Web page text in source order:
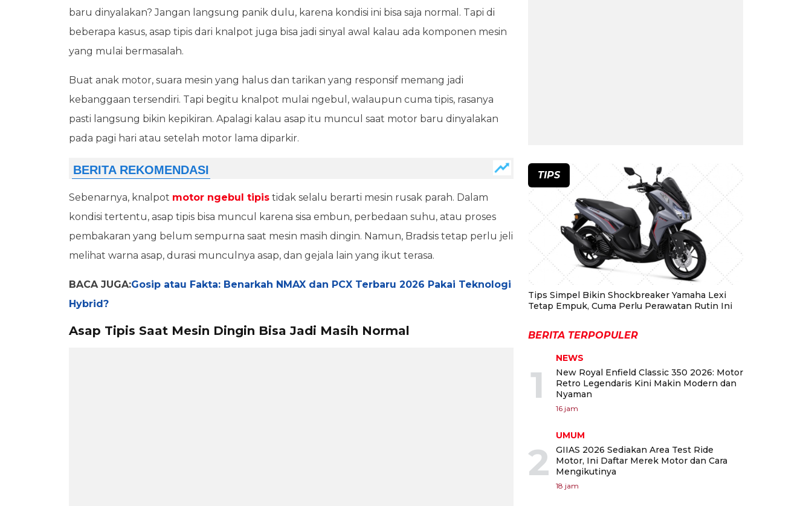
baru dinyalakan? Jangan langsung panik dulu, karena kondisi ini bisa saja normal. Tapi di
beberapa kasus, asap tipis dari knalpot juga bisa jadi sinyal awal kalau ada komponen mesin
yang mulai bermasalah.
Buat anak motor, suara mesin yang halus dan tarikan yang responsif memang jadi
kebanggaan tersendiri. Tapi begitu knalpot mulai ngebul, walaupun cuma tipis, rasanya
pasti langsung bikin kepikiran. Apalagi kalau asap itu muncul saat motor baru dinyalakan
pada pagi hari atau setelah motor lama diparkir.
Sebenarnya, knalpot motor ngebul tipis tidak selalu berarti mesin rusak parah. Dalam
kondisi tertentu, asap tipis bisa muncul karena sisa embun, perbedaan suhu, atau proses
pembakaran yang belum sempurna saat mesin masih dingin. Namun, Bradsis tetap perlu jeli
melihat warna asap, durasi munculnya asap, dan gejala lain yang ikut terasa.
BACA JUGA:Gosip atau Fakta: Benarkah NMAX dan PCX Terbaru 2026 Pakai Teknologi
Hybrid?
Asap Tipis Saat Mesin Dingin Bisa Jadi Masih Normal
TIPS
Tips Simpel Bikin Shockbreaker Yamaha Lexi
Tetap Empuk, Cuma Perlu Perawatan Rutin Ini
BERITA TERPOPULER
1
NEWS
New Royal Enfield Classic 350 2026: Motor
Retro Legendaris Kini Makin Modern dan
Nyaman
16 jam
2
UMUM
GIIAS 2026 Sediakan Area Test Ride
Motor, Ini Daftar Merek Motor dan Cara
Mengikutinya
18 jam